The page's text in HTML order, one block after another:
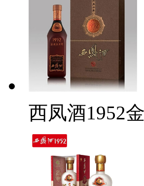
西凤酒1952